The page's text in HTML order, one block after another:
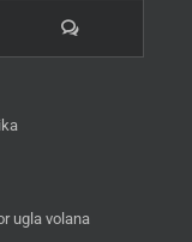
Komentari
ugla volana